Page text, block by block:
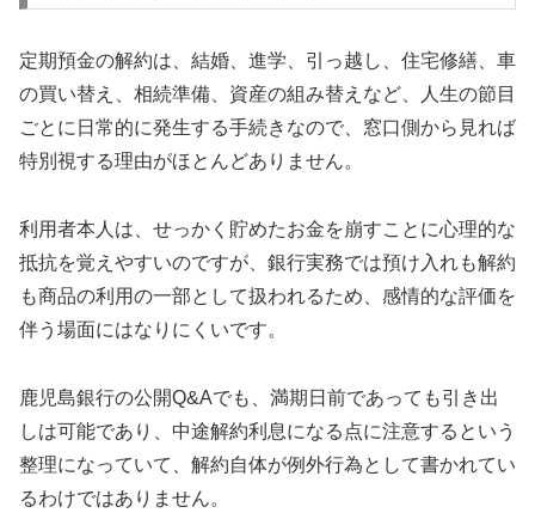
定期預金の解約は、結婚、進学、引っ越し、住宅修繕、車
の買い替え、相続準備、資産の組み替えなど、人生の節目
ごとに日常的に発生する手続きなので、窓口側から見れば
特別視する理由がほとんどありません。
利用者本人は、せっかく貯めたお金を崩すことに心理的な
抵抗を覚えやすいのですが、銀行実務では預け入れも解約
も商品の利用の一部として扱われるため、感情的な評価を
伴う場面にはなりにくいです。
鹿児島銀行の公開Q&Aでも、満期日前であっても引き出
しは可能であり、中途解約利息になる点に注意するという
整理になっていて、解約自体が例外行為として書かれてい
るわけではありません。